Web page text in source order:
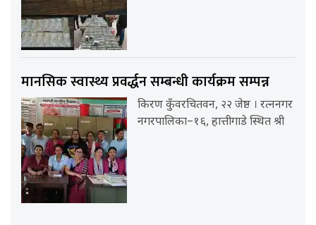
मानसिक स्वास्थ्य प्रवर्द्धन सम्बन्धी कार्यक्रम सम्पन्न
किरण कुँवरचितवन, २२ जेष्ठ । रत्ननगर
नगरपालिका–१६, हात्तीगाडे स्थित श्री